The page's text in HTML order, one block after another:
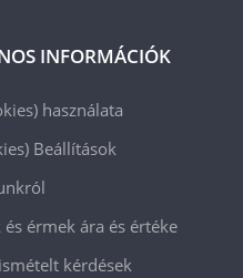
INFORMÁCIÓK
használata
Beállítások
érmek ára és értéke
kérdések